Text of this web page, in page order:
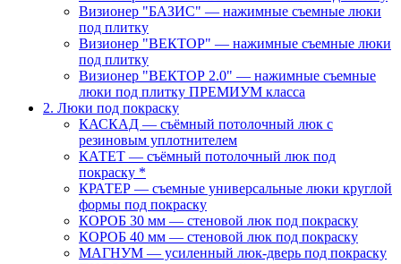
Визионер "БАЗИС" — нажимные съемные люки
под плитку
Визионер "ВЕКТОР" — нажимные съемные люки
под плитку
Визионер "ВЕКТОР 2.0" — нажимные съемные
люки под плитку ПРЕМИУМ класса
2. Люки под покраску
КАСКАД — съёмный потолочный люк с
резиновым уплотнителем
КАТЕТ — съёмный потолочный люк под
покраску *
КРАТЕР — съемные универсальные люки круглой
формы под покраску
КОРОБ 30 мм — стеновой люк под покраску
КОРОБ 40 мм — стеновой люк под покраску
МАГНУМ — усиленный люк-дверь под покраску